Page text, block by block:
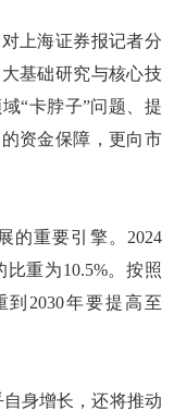
上海证券报记者分
基础研究与核心技
“卡脖子”问题、提
资金保障，更向市
重要引擎。2024
重为10.5%。按照
2030年要提高至
身增长，还将推动